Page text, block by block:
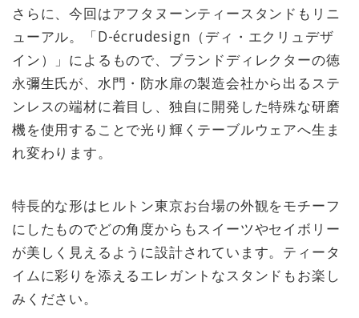
さらに、今回はアフタヌーンティースタンドもリニ
ューアル。「D-écrudesign（ディ・エクリュデザ
イン）」によるもので、ブランドディレクターの徳
永彌生氏が、水門・防水扉の製造会社から出るステ
ンレスの端材に着目し、独自に開発した特殊な研磨
機を使用することで光り輝くテーブルウェアへ生ま
れ変わります。
特長的な形はヒルトン東京お台場の外観をモチーフ
にしたものでどの角度からもスイーツやセイボリー
が美しく見えるように設計されています。ティータ
イムに彩りを添えるエレガントなスタンドもお楽し
みください。